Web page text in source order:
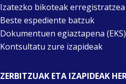
Izatezko bikoteak erregistratzea
Beste espediente batzuk
Dokumentuen egiaztapena (EKS)
Kontsultatu zure izapideak
ZERBITZUAK ETA IZAPIDEAK